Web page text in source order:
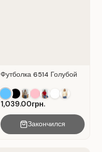
Футболка 6514 Голубой
1,039.00грн.
Закончился